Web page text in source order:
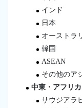
インド
日本
オーストラ
韓国
ASEAN
その他のア
中東・アフリカ
サウジアラ